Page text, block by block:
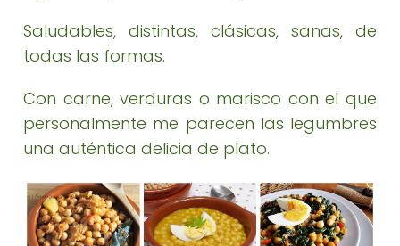
Saludables, distintas, clásicas, sanas, de
todas las formas.
Con carne, verduras o marisco con el que
personalmente me parecen las legumbres
una auténtica delicia de plato.